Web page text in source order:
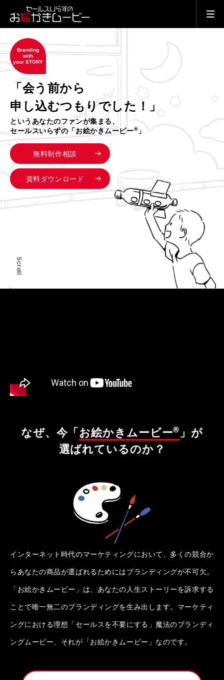
Branding
with
your STORY
「会う前から
申し込むつもりでした！」
というあなたのファンが集まる、
セールスいらずの「お絵かきムービー® 」
無料制作相談
資料ダウンロード
Scroll
なぜ、今「お絵かきムービー® 」が
選ばれているのか？
インターネット時代のマーケティングにおいて、多くの競合か
らあなたの商品が選ばれるためにはブランディングが不可欠。
「お絵かきムービー」は、あなたの人生ストーリーを訴求する
ことで唯一無二のブランディングを生み出します。マーケティ
ングにおける理想「セールスを不要にする」魔法のブランディ
ングムービー、それが「お絵かきムービー」なのです。